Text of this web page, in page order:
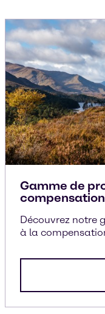
Gamme de
Découvrez notre
à la